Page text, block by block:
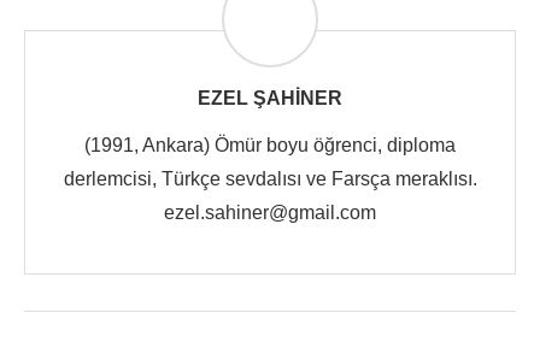
EZEL ŞAHINER
(1991, Ankara) Ömür boyu öğrenci, diploma
derlemcisi, Türkçe sevdalısı ve Farsça meraklısı.
ezel.sahiner@gmail.com